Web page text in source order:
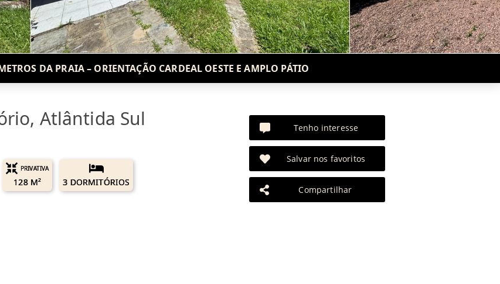
DA PRAIA – ORIENTAÇÃO CARDEAL OESTE E AMPLO PÁTIO
Atlântida Sul
PRIVATIVA
128 M² 3 DORMITÓRIOS
Tenho interesse
Salvar nos favoritos
Compartilhar